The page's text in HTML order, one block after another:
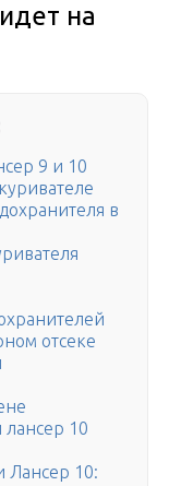
на
9 и 10
в
отсеке
10
Лансер 10: